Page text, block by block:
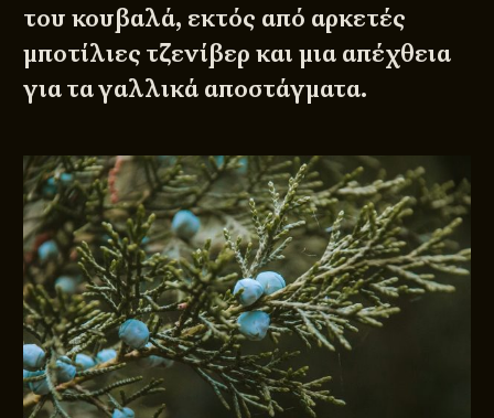
του κουβαλά, εκτός από αρκετές
μποτίλιες τζενίβερ και μια απέχθεια
για τα γαλλικά αποστάγματα.